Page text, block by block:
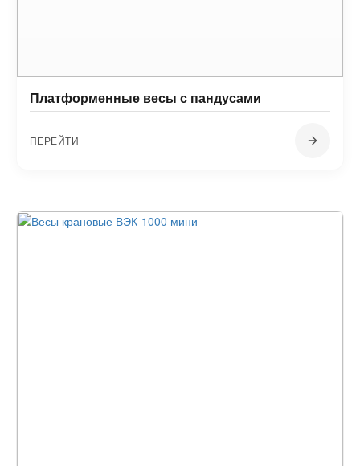
Платформенные весы с пандусами
ПЕРЕЙТИ